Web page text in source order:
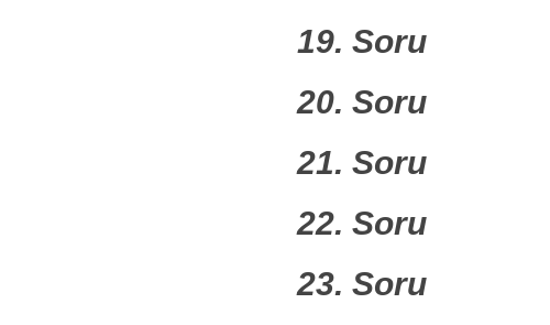
19. Soru
20. Soru
21. Soru
22. Soru
23. Soru